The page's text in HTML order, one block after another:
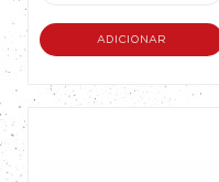
ADICIONAR